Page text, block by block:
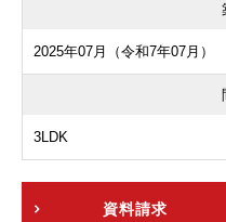
2025年07月（令和7年07月）
3LDK
資料請求